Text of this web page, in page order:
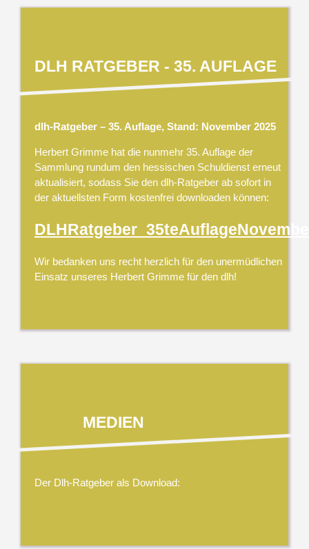
DLH RATGEBER - 35. AUFLAGE
dlh-Ratgeber – 35. Auflage, Stand: November 2025
Herbert Grimme hat die nunmehr 35. Auflage der
Sammlung rundum den hessischen Schuldienst erneut
aktualisiert, sodass Sie den dlh-Ratgeber ab sofort in
der aktuellsten Form kostenfrei downloaden können:
Wir bedanken uns recht herzlich für den unermüdlichen
Einsatz unseres Herbert Grimme für den dlh!
MEDIEN
Der Dlh-Ratgeber als Download: